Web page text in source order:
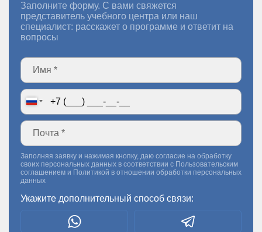
Заполните форму. С вами свяжется
представитель учебного центра или наш
специалист: расскажет о программе и ответит на
вопросы
Заполняя заявку и нажимая кнопку, даю согласие на обработку
своих персональных данных в соответствии с Пользовательским
соглашением и Политикой в отношении обработки персональных
данных
Укажите дополнительный способ связи: